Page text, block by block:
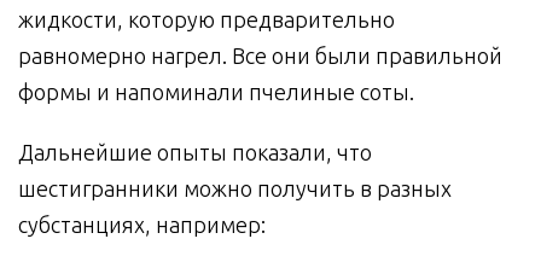
жидкости, которую предварительно
равномерно нагрел. Все они были правильной
формы и напоминали пчелиные соты.
Дальнейшие опыты показали, что
шестигранники можно получить в разных
субстанциях, например: